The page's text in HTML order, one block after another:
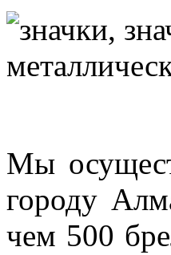
Мы
городу
чем 500